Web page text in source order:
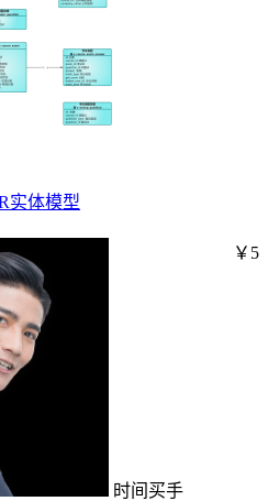
实体模型
时间买手
￥5